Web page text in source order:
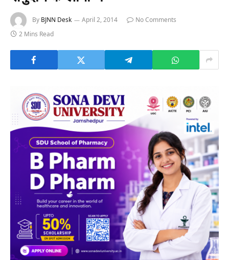
By BJNN Desk April 2, 2014
No Comments
2 Mins Read